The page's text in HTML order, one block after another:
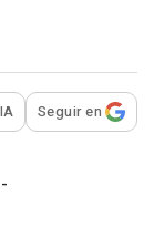
para
IA Seguir en